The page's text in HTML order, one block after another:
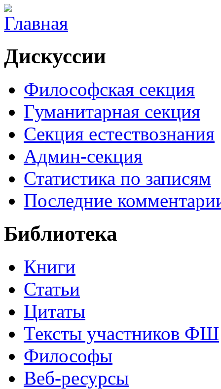
Дискуссии
Философская секция
Гуманитарная секция
Секция естествознания
Админ-секция
Статистика по записям
Последние
Библиотека
Книги
Статьи
Цитаты
Тексты участников ФШ
Философы
Веб-ресурсы